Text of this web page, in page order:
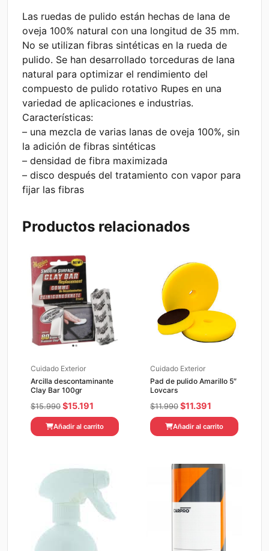
Las ruedas de pulido están hechas de lana de
oveja 100% natural con una longitud de 35 mm.
No se utilizan fibras sintéticas en la rueda de
pulido. Se han desarrollado torceduras de lana
natural para optimizar el rendimiento del
compuesto de pulido rotativo Rupes en una
variedad de aplicaciones e industrias.
Características:
– una mezcla de varias lanas de oveja 100%, sin
la adición de fibras sintéticas
– densidad de fibra maximizada
– disco después del tratamiento con vapor para
fijar las fibras
Productos relacionados
Cuidado Exterior
Arcilla descontaminante
Clay Bar 100gr
$15.990 El
precio
original
$15.191
precio
actual
Añadir al carrito
Cuidado Exterior
Pad de pulido Amarillo 5″
Lovcars
$11.990 El
precio
original
$11.391
precio
actual
Añadir al carrito